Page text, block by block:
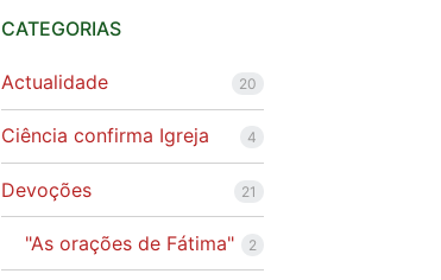
CATEGORIAS
Actualidade 20
Ciência confirma Igreja 4
Devoções 21
"As orações de Fátima" 2